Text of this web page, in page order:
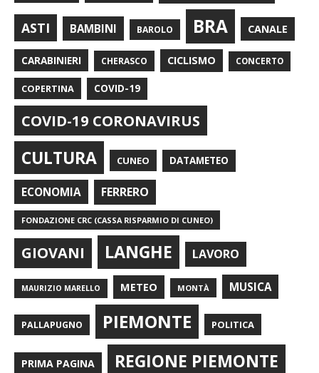
ASTI BAMBINI BAROLO BRA CANALE
CARABINIERI CHERASCO CICLISMO CONCERTO
COPERTINA COVID-19
COVID-19 CORONAVIRUS
CULTURA CUNEO DATAMETEO
ECONOMIA FERRERO
FONDAZIONE CRC (CASSA RISPARMIO DI CUNEO)
GIOVANI LANGHE LAVORO
MAURIZIO MARELLO METEO MONTÀ MUSICA
PALLAPUGNO PIEMONTE POLITICA
PRIMA PAGINA REGIONE PIEMONTE